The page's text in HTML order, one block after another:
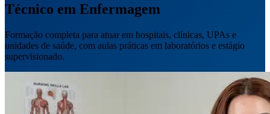
Técnico em Enfermagem
Formação completa para atuar em hospitais, clínicas, UPAs e
unidades de saúde, com aulas práticas em laboratórios e estágio
supervisionado.